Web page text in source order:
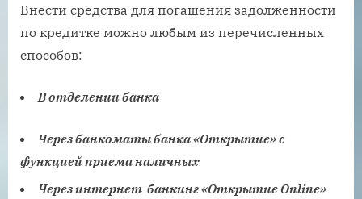
Внести средства для погашения задолженности
по кредитке можно любым из перечисленных
способов:
В отделении банка
Через банкоматы банка «Открытие» с
функцией приема наличных
Через интернет-банкинг «Открытие Online»